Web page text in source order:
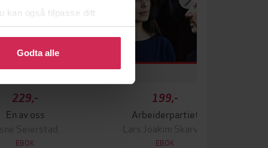
kan også tilpasse ditt
eller endre ditt samtykke.
Godta alle
229,-
En av oss
Seierstad
EBOK
199,-
Arbeiderpartiet
Lars Joakim Skarvøy
EBOK